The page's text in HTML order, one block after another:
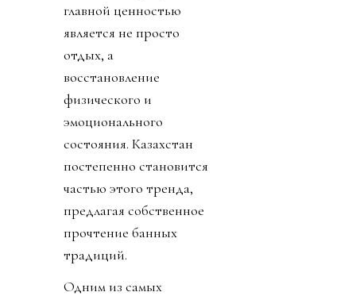
главной ценностью
является не просто
отдых, а
восстановление
физического и
эмоционального
состояния. Казахстан
постепенно становится
частью этого тренда,
предлагая собственное
прочтение банных
традиций.
Одним из самых